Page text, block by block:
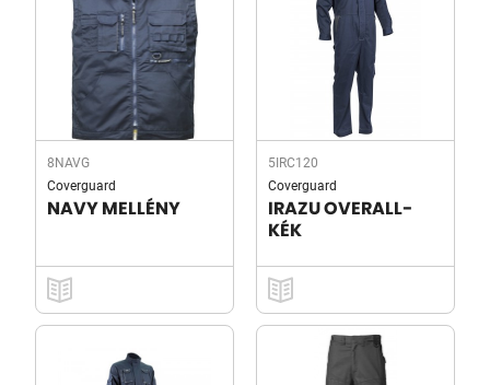
8NAVG
Coverguard
NAVY MELLÉNY
5IRC120
Coverguard
IRAZU OVERALL-
KÉK